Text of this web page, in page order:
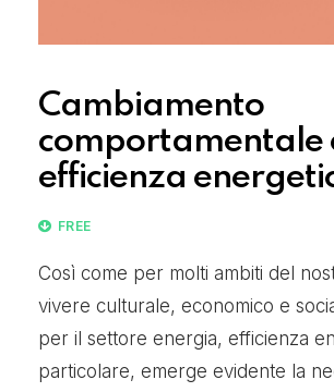
Cambiamento
comportamentale
efficienza
FREE
Così come per molti ambiti del
vivere culturale, economico e
per il settore energia, efficienza
particolare, emerge evidente la